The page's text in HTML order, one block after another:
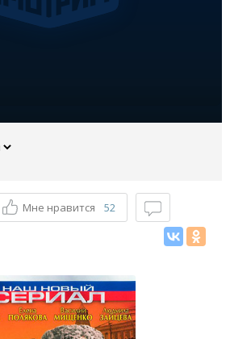
Мне нравится 52